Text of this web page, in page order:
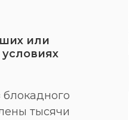
или
блокадного
тысячи